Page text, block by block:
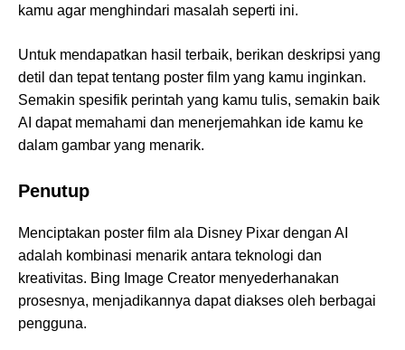
kamu agar menghindari masalah seperti ini.
Untuk mendapatkan hasil terbaik, berikan deskripsi yang
detil dan tepat tentang poster film yang kamu inginkan.
Semakin spesifik perintah yang kamu tulis, semakin baik
AI dapat memahami dan menerjemahkan ide kamu ke
dalam gambar yang menarik.
Penutup
Menciptakan poster film ala Disney Pixar dengan AI
adalah kombinasi menarik antara teknologi dan
kreativitas. Bing Image Creator menyederhanakan
prosesnya, menjadikannya dapat diakses oleh berbagai
pengguna.